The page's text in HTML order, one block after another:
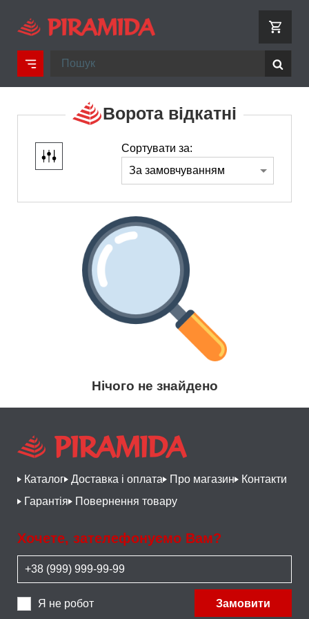
Ворота відкатні
Сортувати за:
Нічого не знайдено
Каталог Доставка і оплата Про магазин
Контакти
Гарантія
Повернення товару
Хочете, зателефонуємо Вам?
Я не робот Замовити